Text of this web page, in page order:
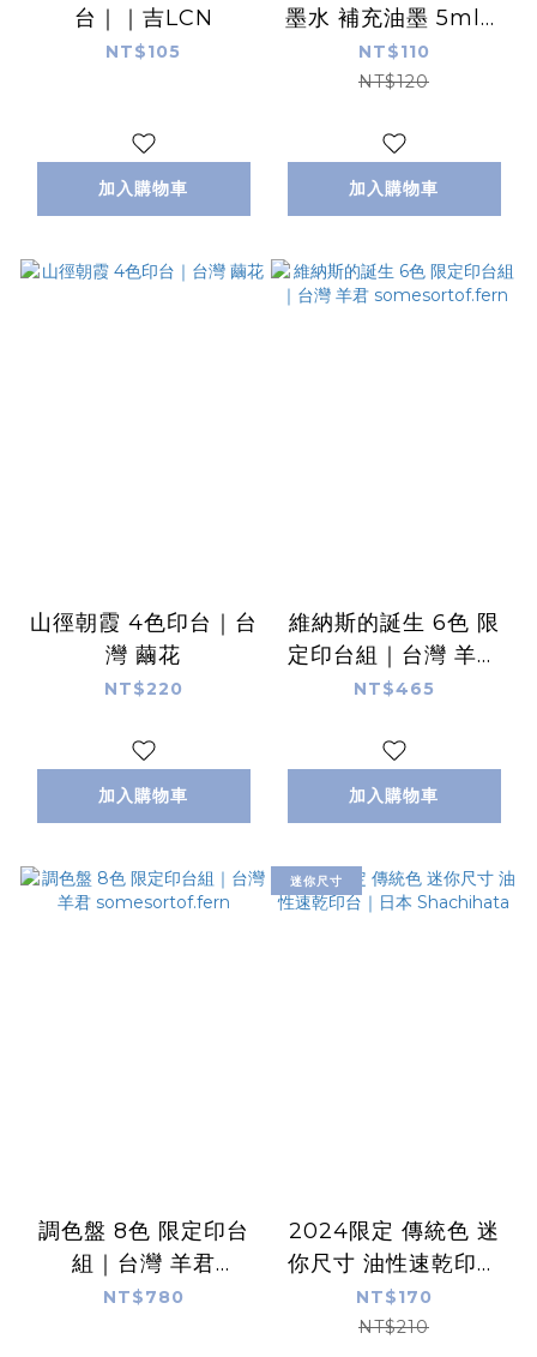
台｜｜吉LCN
NT$105
加入購物車
墨水 補充油墨 5ml｜
日本 Shachihata
NT$110
NT$120
加入購物車
山徑朝霞 4色印台｜台
灣 繭花
NT$220
加入購物車
維納斯的誕生 6色 限
定印台組｜台灣 羊君
somesortof.fern
NT$465
加入購物車
調色盤 8色 限定印台
組｜台灣 羊君
somesortof.fern
NT$780
迷你尺寸
2024限定 傳統色 迷
你尺寸 油性速乾印台
｜日本 Shachihata
NT$170
NT$210